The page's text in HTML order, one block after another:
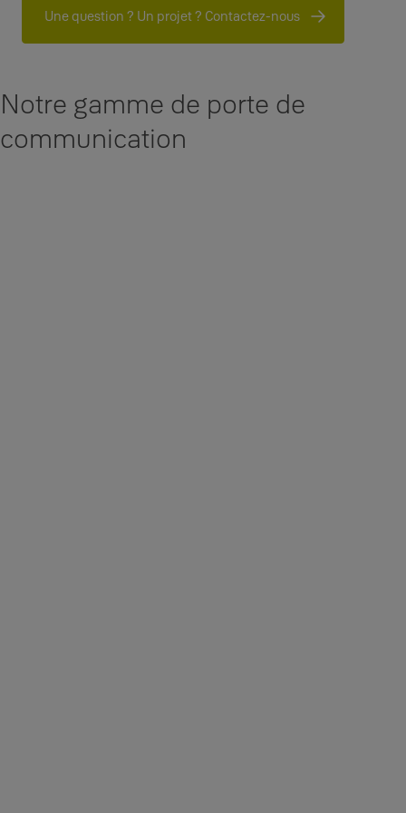
Une question ? Un projet ? Contactez-nous
Notre gamme de porte de
communication